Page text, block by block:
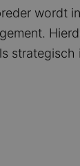
wordt
strategisch